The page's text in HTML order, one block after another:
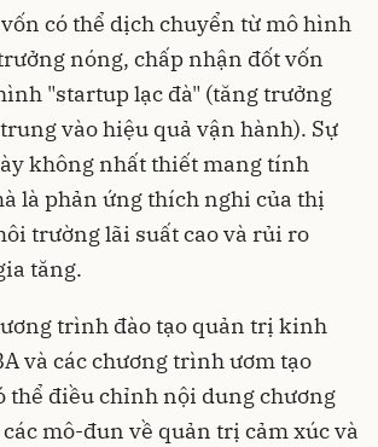
có thể dịch chuyển từ mô hình
nóng, chấp nhận đốt vốn
"startup lạc đà" (tăng trưởng
vào hiệu quả vận hành). Sự
không nhất thiết mang tính
là phản ứng thích nghi của thị
trường lãi suất cao và rủi ro
tăng.
trình đào tạo quản trị kinh
và các chương trình ươm tạo
thể điều chỉnh nội dung chương
mô-đun về quản trị cảm xúc và